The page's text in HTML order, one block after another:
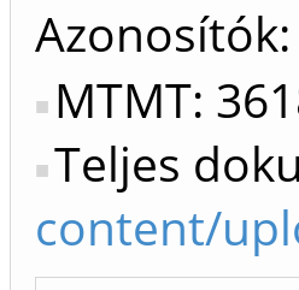
Azonosítók
MTMT:
Teljes
content/